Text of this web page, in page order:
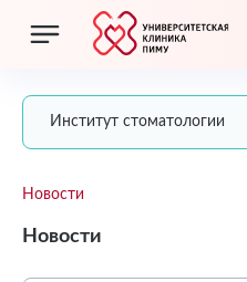
Институт стоматологии
Новости
Новости